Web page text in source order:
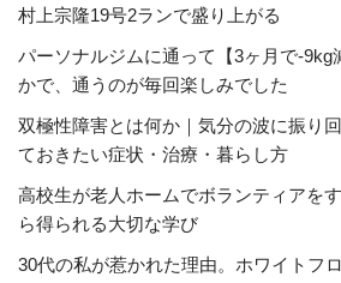
村上宗隆19号2ランで盛り上がる
パーソナルジムに通って【3ヶ月で-9kg
かで、通うのが毎回楽しみでした
双極性障害とは何か｜気分の波に振り
ておきたい症状・治療・暮らし方
高校生が老人ホームでボランティアを
ら得られる大切な学び
30代の私が惹かれた理由。ホワイトフ